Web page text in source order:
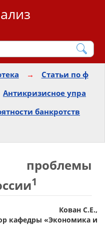
→
Статьи по ф
Антикризисное упра
банкротств
1
Кован С.Е.,
кафедры «Экономика и